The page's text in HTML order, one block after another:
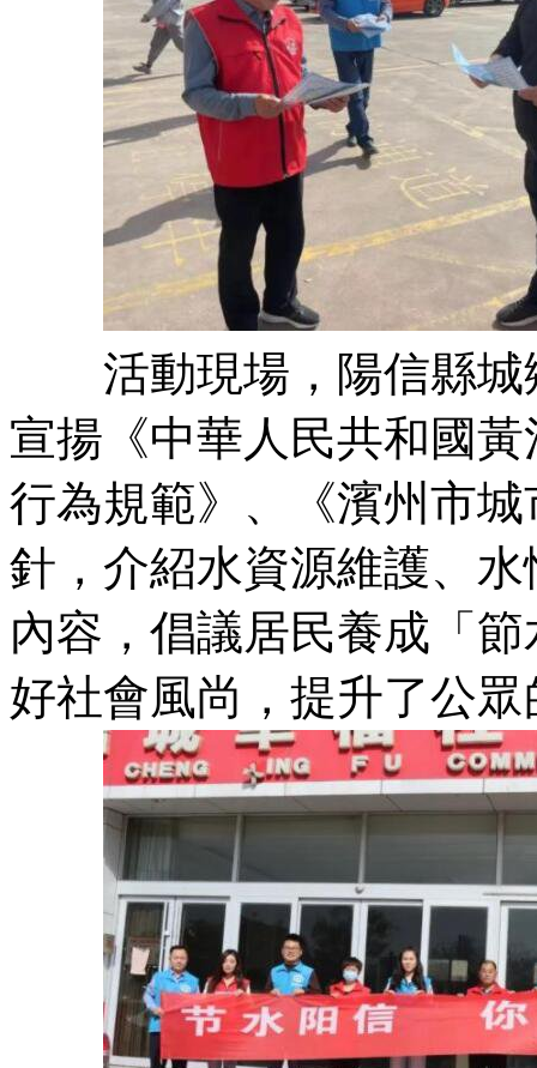
活動現場，陽信縣城
宣揚《中華人民共和國
行為規範》、《濱州市
針，介紹水資源維護、
內容，倡議居民養成「
好社會風尚，提升了公